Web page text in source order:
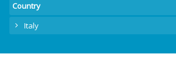
Country
Italy